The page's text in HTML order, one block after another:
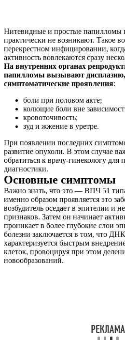
Нитевидные и простые папилломы
практически не возникают. Такое
перекрестном инфицировании,
активность вовлекаются сразу
На внутренних органах
папилломы вызывают дисплазию,
симптоматические проявления:
боли при половом акте;
колющие боли вне
кровоточивость;
зуд и жжение в уретре.
При появлении последних
развитие опухоли. В этом случае
обратиться к врачу-гинекологу для
диагностики.
Основные симптомы
Важно знать, что это — ВПЧ 51
именно образом проявляется это
возбудитель оседает в эпителии и
признаков. Затем он начинает
проникает в более глубокие слои
болезни заключается в том, что
характеризуется быстрым
клеток, провоцируя при этом
новообразований.